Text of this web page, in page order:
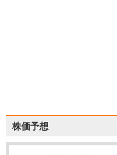
株価予想